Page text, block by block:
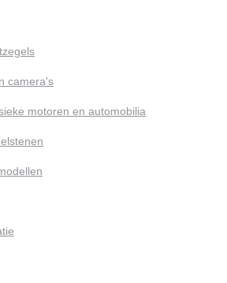
camera's
motoren en automobilia